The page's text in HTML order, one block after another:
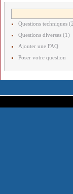
Questions techniques
Questions diverses (1)
Ajouter une FAQ
Poser votre question